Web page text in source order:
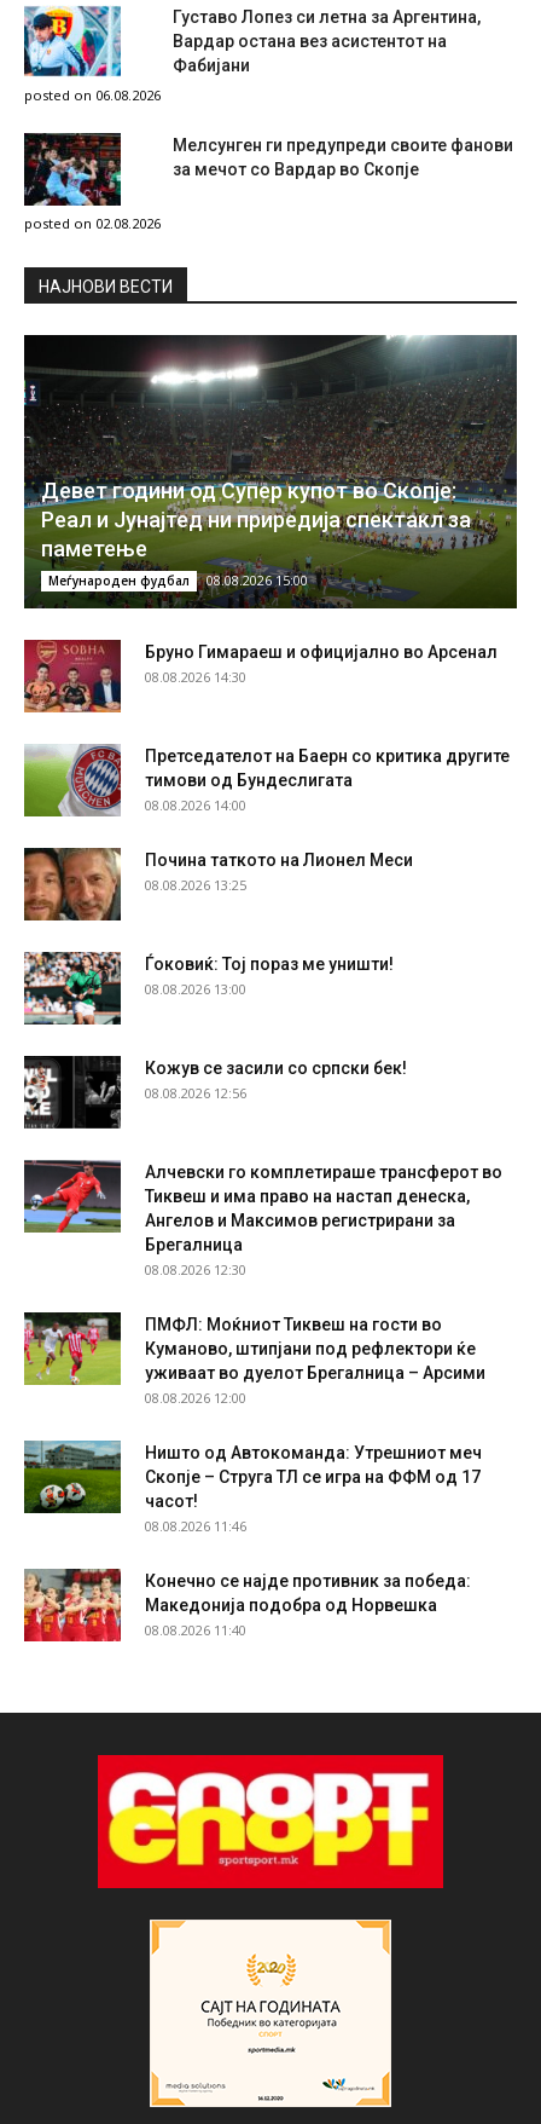
Густаво Лопез си летна за Аргентина,
Вардар остана вез асистентот на
Фабијани
posted on 06.08.2026
Мелсунген ги предупреди своите фанови
за мечот со Вардар во Скопје
posted on 02.08.2026
НAЈНОВИ ВЕСТИ
Девет години од Супер купот во Скопје:
Реал и Јунајтед ни приредија спектакл за
паметење
Меѓународен фудбал 08.08.2026 15:00
Бруно Гимараеш и официјално во Арсенал
08.08.2026 14:30
Претседателот на Баерн со критика другите
тимови од Бундеслигата
08.08.2026 14:00
Почина таткото на Лионел Меси
08.08.2026 13:25
Ѓоковиќ: Тој пораз ме уништи!
08.08.2026 13:00
Кожув се засили со српски бек!
08.08.2026 12:56
Алчевски го комплетираше трансферот во
Тиквеш и има право на настап денеска,
Ангелов и Максимов регистрирани за
Брегалница
08.08.2026 12:30
ПМФЛ: Моќниот Тиквеш на гости во
Куманово, штипјани под рефлектори ќе
уживаат во дуелот Брегалница – Арсими
08.08.2026 12:00
Ништо од Автокоманда: Утрешниот меч
Скопје – Струга ТЛ се игра на ФФМ од 17
часот!
08.08.2026 11:46
Конечно се најде противник за победа:
Македонија подобра од Норвешка
08.08.2026 11:40